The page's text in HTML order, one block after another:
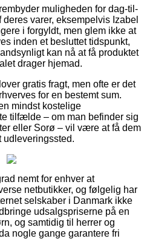
muligheden for dag-til-
varer, eksempelvis Izabel
i forgyldt, men glem ikke at
inden et besluttet tidspunkt,
kan nå at få produktet
drager hjemad.
gratis fragt, men ofte er det
for en bestemt sum.
mindst kostelige
tilfælde – om man befinder sig
eller Sorø – vil være at få dem
udleveringssted.
nemt for enhver at
netbutikker, og følgelig har
selskaber i Danmark ikke
udsalgspriserne på en
og samtidig til herrer og
nogle gange garantere fri